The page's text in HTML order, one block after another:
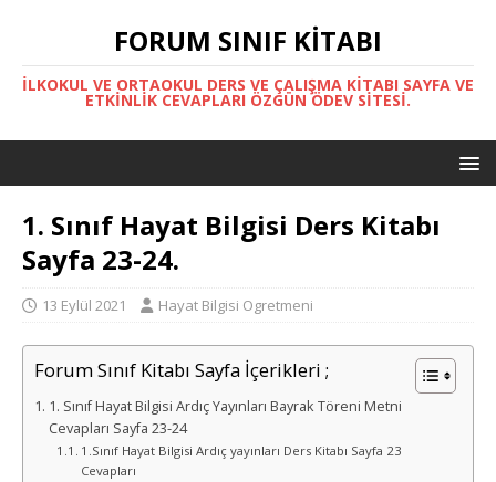
FORUM SINIF KITABI
İLKOKUL VE ORTAOKUL DERS VE ÇALIŞMA KITABI SAYFA VE
ETKINLIK CEVAPLARI ÖZGÜN ÖDEV SITESI.
1. Sınıf Hayat Bilgisi Ders Kitabı
Sayfa 23-24.
13 Eylül 2021 Hayat Bilgisi Ogretmeni
Forum Sınıf Kitabı Sayfa İçerikleri ;
1. Sınıf Hayat Bilgisi Ardıç Yayınları Bayrak Töreni Metni
Cevapları Sayfa 23-24
1.Sınıf Hayat Bilgisi Ardıç yayınları Ders Kitabı Sayfa 23
Cevapları